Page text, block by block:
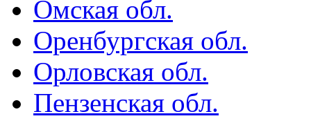
Омская обл.
Оренбургская обл.
Орловская обл.
Пензенская обл.